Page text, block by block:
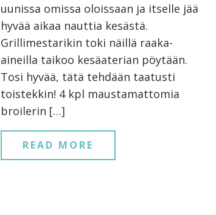
uunissa omissa oloissaan ja itselle jää
hyvää aikaa nauttia kesästä.
Grillimestarikin toki näillä raaka-
aineilla taikoo kesäaterian pöytään.
Tosi hyvää, tätä tehdään taatusti
toistekkin! 4 kpl maustamattomia
broilerin […]
READ MORE